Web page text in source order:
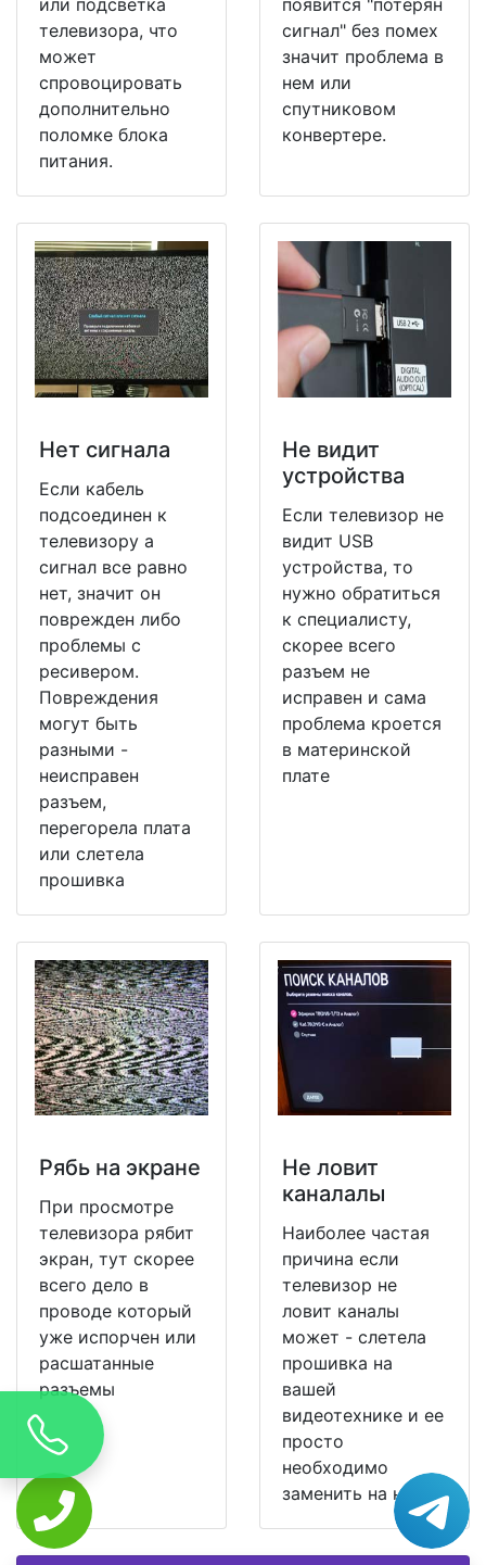
или подсветка
телевизора, что
может
спровоцировать
дополнительно
поломке блока
питания.
появится "потерян
сигнал" без помех
значит проблема в
нем или
спутниковом
конвертере.
Нет сигнала
Если кабель
подсоединен к
телевизору а
сигнал все равно
нет, значит он
поврежден либо
проблемы с
ресивером.
Повреждения
могут быть
разными -
неисправен
разъем,
перегорела плата
или слетела
прошивка
Не видит
устройства
Если телевизор не
видит USB
устройства, то
нужно обратиться
к специалисту,
скорее всего
разъем не
исправен и сама
проблема кроется
в материнской
плате
Рябь на экране
При просмотре
телевизора рябит
экран, тут скорее
всего дело в
проводе который
уже испорчен или
расшатанные
разъемы
Не ловит
каналалы
Наиболее частая
причина если
телевизор не
ловит каналы
может - слетела
прошивка на
вашей
видеотехнике и ее
просто
необходимо
заменить на новую